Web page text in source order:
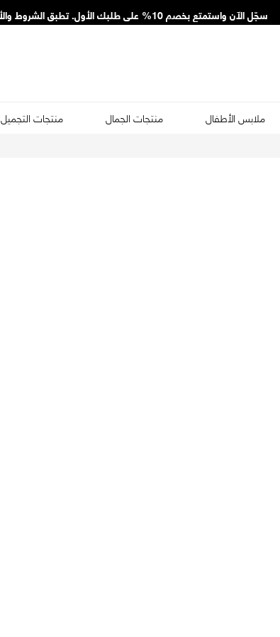
سجّل الآن واستمتع بخصم 10% على طلبك الأول. تطبق الشروط والأحكام*
ملابس الأطفال منتجات الجمال منتجات التجميل